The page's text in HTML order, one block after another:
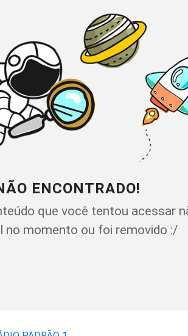
ENCONTRADO!
que você tentou acessar
no momento ou foi removido :/